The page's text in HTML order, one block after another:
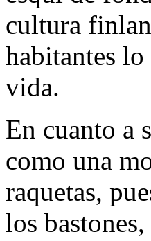
cultura
habitantes lo
vida.
En cuanto a
como una
raquetas,
los